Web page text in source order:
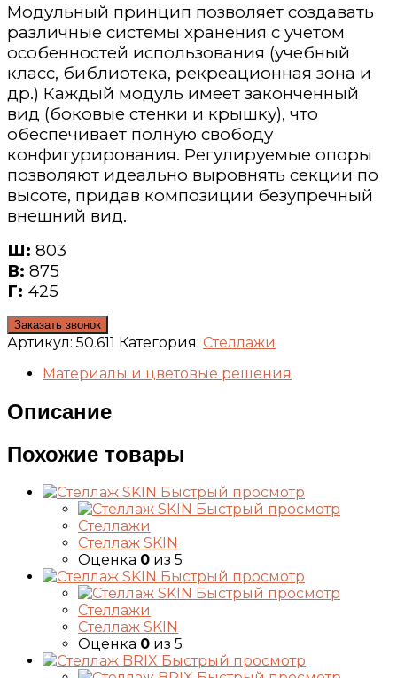
Модульный принцип позволяет создавать
различные системы хранения с учетом
особенностей использования (учебный
класс, библиотека, рекреационная зона и
др.) Каждый модуль имеет законченный
вид (боковые стенки и крышку), что
обеспечивает полную свободу
конфигурирования. Регулируемые опоры
позволяют идеально выровнять секции по
высоте, придав композиции безупречный
внешний вид.
Ш: 803
В: 875
Г: 425
Заказать звонок
Артикул: 50.611 Категория: Стеллажи
Материалы и цветовые решения
Описание
Похожие товары
Быстрый просмотр
Быстрый просмотр
Стеллажи
Стеллаж SKIN
Оценка 0 из 5
Быстрый просмотр
Быстрый просмотр
Стеллажи
Стеллаж SKIN
Оценка 0 из 5
Быстрый просмотр